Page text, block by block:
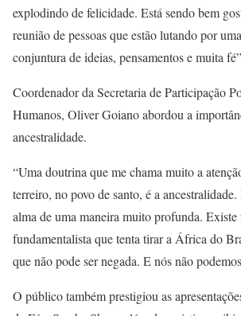
explodindo de felicidade. Está sendo bem
reunião de pessoas que estão lutando por
conjuntura de ideias, pensamentos e muita
Coordenador da Secretaria de Participação
Humanos, Oliver Goiano abordou a
ancestralidade.
“Uma doutrina que me chama muito a
terreiro, no povo de santo, é a
alma de uma maneira muito profunda.
fundamentalista que tenta tirar a África do
que não pode ser negada. E nós não
O público também prestigiou as